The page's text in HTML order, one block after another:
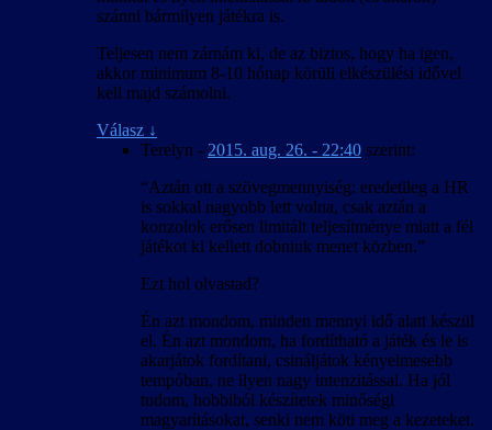
szánni bármilyen játékra is.
Teljesen nem zárnám ki, de az biztos, hogy ha igen,
akkor minimum 8-10 hónap körüli elkészülési idővel
kell majd számolni.
Válasz ↓
Terelyn - 2015. aug. 26. - 22:40 szerint:
“Aztán ott a szövegmennyiség: eredetileg a HR
is sokkal nagyobb lett volna, csak aztán a
konzolok erősen limitált teljesítménye miatt a fél
játékot ki kellett dobniuk menet közben.”
Ezt hol olvastad?
Én azt mondom, minden mennyi idő alatt készül
el. Én azt mondom, ha fordítható a játék és le is
akarjátok fordítani, csináljátok kényelmesebb
tempóban, ne ilyen nagy intenzitással. Ha jól
tudom, hobbiból készítetek minőségi
magyarításokat, senki nem köti meg a kezeteket.